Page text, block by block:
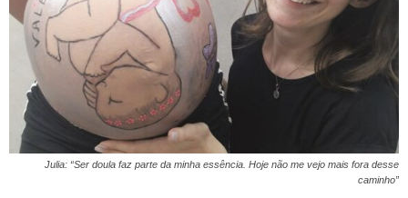
Julia: “Ser doula faz parte da minha essência. Hoje não me vejo mais fora desse
caminho”